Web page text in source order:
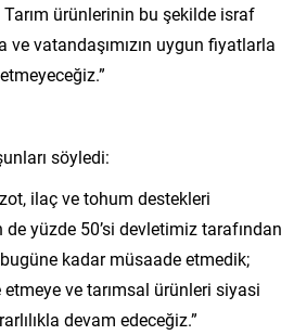
ürünlerinin bu şekilde israf
ve vatandaşımızın uygun fiyatlarla
söyledi:
ilaç ve tohum destekleri
yüzde 50’si devletimiz tarafından
kadar müsaade etmedik;
ve tarımsal ürünleri siyasi
devam edeceğiz.”